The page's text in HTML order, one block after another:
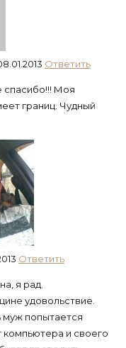
Ответить
спасибо!!! Моя
границ. Чудный
Ответить
я рад.
удовольствие.
муж попытается
компьютера и своего